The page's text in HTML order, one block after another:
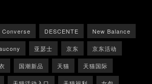
Converse DESCENTE New Balance
亚瑟士 京东 京东活动
国潮新品 天猫 天猫国际